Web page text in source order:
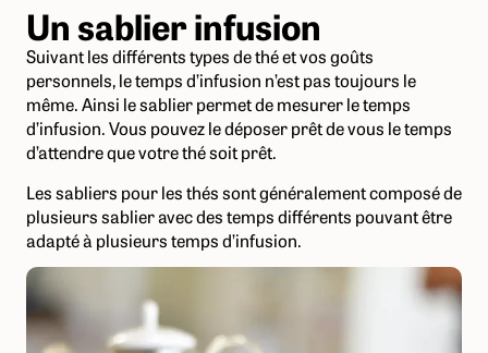
Un sablier infusion
Suivant les différents types de thé et vos goûts
personnels, le temps d’infusion n’est pas toujours le
même. Ainsi le sablier permet de mesurer le temps
d’infusion. Vous pouvez le déposer prêt de vous le temps
d’attendre que votre thé soit prêt.
Les sabliers pour les thés sont généralement composé de
plusieurs sablier avec des temps différents pouvant être
adapté à plusieurs temps d’infusion.